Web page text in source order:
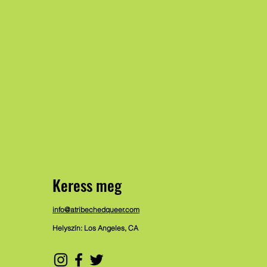
Keress meg
info@atribechedqueer.com
Helyszín: Los Angeles, CA